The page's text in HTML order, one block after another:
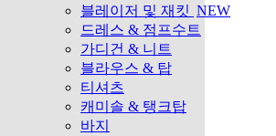
블레이저 및 재킷 NEW
드레스 & 점프수트
가디건 & 니트
블라우스 & 탑
티셔츠
캐미솔 & 탱크탑
바지